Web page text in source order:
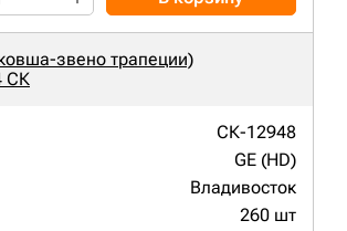
звено трапеции)
СК
СК-12948
GE (HD)
Владивосток
260 шт